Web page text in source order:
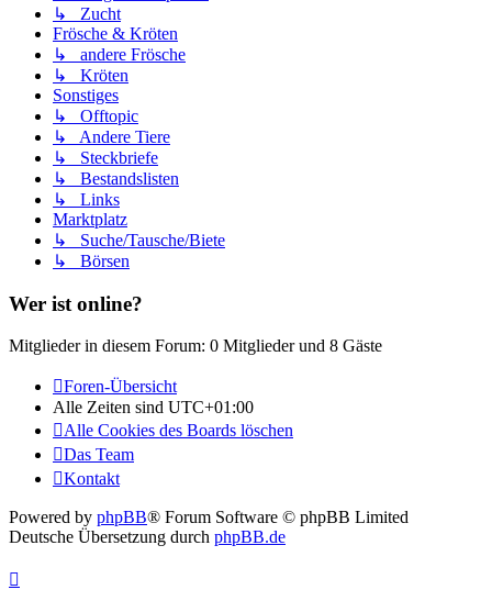
↳ Zucht
Frösche & Kröten
↳ andere Frösche
↳ Kröten
Sonstiges
↳ Offtopic
↳ Andere Tiere
↳ Steckbriefe
↳ Bestandslisten
↳ Links
Marktplatz
↳ Suche/Tausche/Biete
↳ Börsen
Wer ist online?
Mitglieder in diesem Forum: 0 Mitglieder und 8 Gäste
Foren-Übersicht
Alle Zeiten sind UTC+01:00
Alle Cookies des Boards löschen
Das Team
Kontakt
Powered by phpBB® Forum Software © phpBB Limited
Deutsche Übersetzung durch phpBB.de